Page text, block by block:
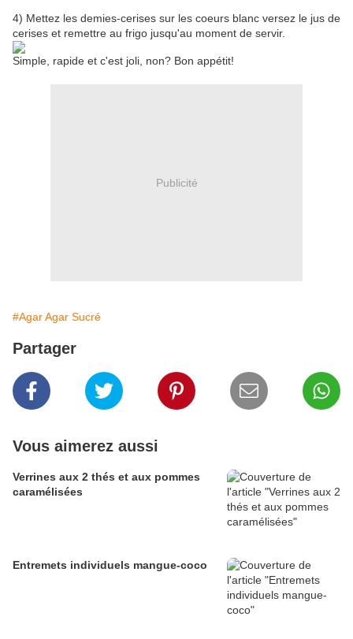
4) Mettez les demies-cerises sur les coeurs blanc versez le jus de
cerises et remettre au frigo jusqu'au moment de servir.
Simple, rapide et c'est joli, non? Bon appétit!
Publicité
#Agar Agar Sucré
Partager
Vous aimerez aussi
Verrines aux 2 thés et aux pommes
caramélisées
Entremets individuels mangue-coco